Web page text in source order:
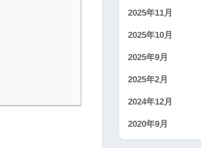
2025年11月
2025年10月
2025年9月
2025年2月
2024年12月
2020年9月